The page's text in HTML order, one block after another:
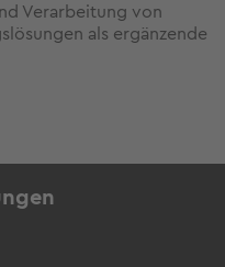
Verarbeitung von
als ergänzende